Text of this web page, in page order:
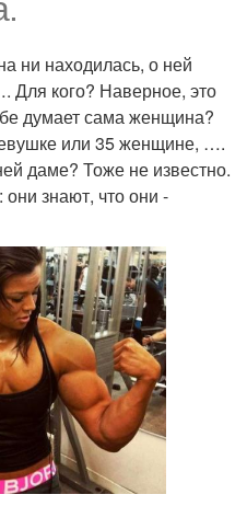
ни находилась, о ней
Для кого? Наверное, это
думает сама женщина?
или 35 женщине, ….
даме? Тоже не известно.
знают, что они -